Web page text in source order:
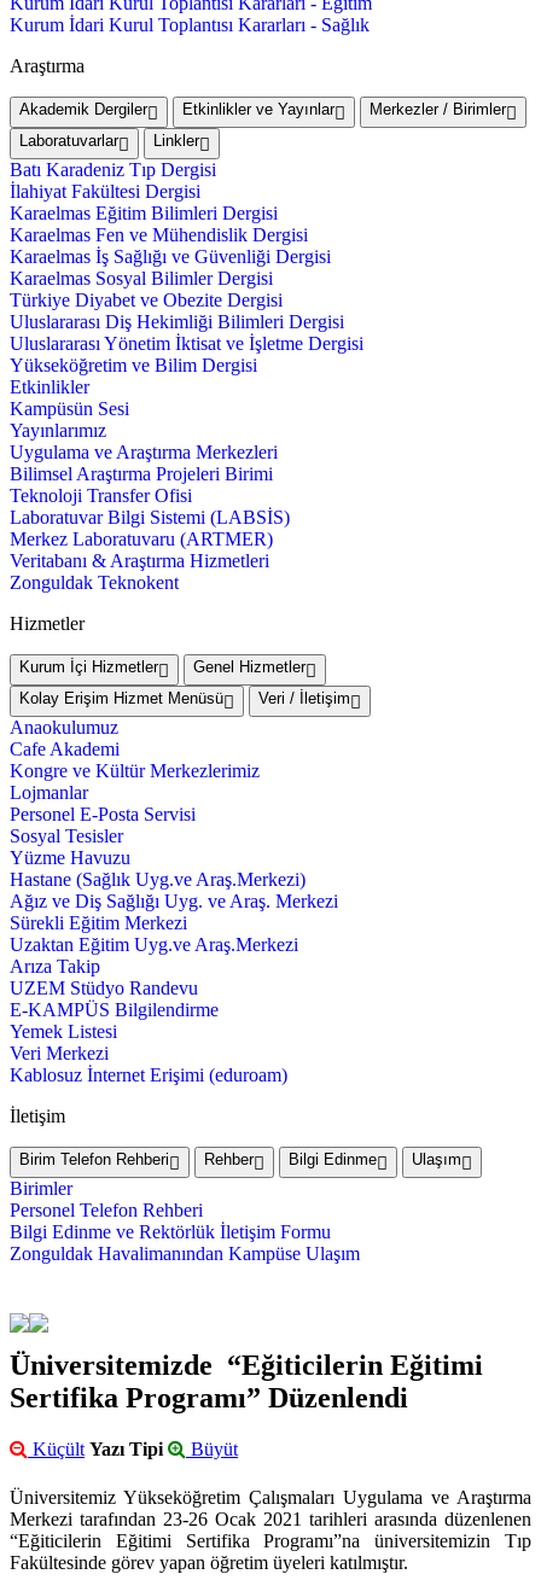
Kurum İdari Kurul Toplantısı Kararları - Sağlık
Araştırma
Akademik Dergiler Etkinlikler ve Yayınlar
Merkezler / Birimler
Laboratuvarlar
Linkler
Batı Karadeniz Tıp Dergisi
İlahiyat Fakültesi Dergisi
Karaelmas Eğitim Bilimleri Dergisi
Karaelmas Fen ve Mühendislik Dergisi
Karaelmas İş Sağlığı ve Güvenliği Dergisi
Karaelmas Sosyal Bilimler Dergisi
Türkiye Diyabet ve Obezite Dergisi
Uluslararası Diş Hekimliği Bilimleri Dergisi
Uluslararası Yönetim İktisat ve İşletme Dergisi
Yükseköğretim ve Bilim Dergisi
Etkinlikler
Kampüsün Sesi
Yayınlarımız
Uygulama ve Araştırma Merkezleri
Bilimsel Araştırma Projeleri Birimi
Teknoloji Transfer Ofisi
Laboratuvar Bilgi Sistemi (LABSİS)
Merkez Laboratuvaru (ARTMER)
Veritabanı & Araştırma Hizmetleri
Zonguldak Teknokent
Hizmetler
Kurum İçi Hizmetler
Genel Hizmetler
Kolay Erişim Hizmet Menüsü
Veri / İletişim
Anaokulumuz
Cafe Akademi
Kongre ve Kültür Merkezlerimiz
Lojmanlar
Personel E-Posta Servisi
Sosyal Tesisler
Yüzme Havuzu
Hastane (Sağlık Uyg.ve Araş.Merkezi)
Ağız ve Diş Sağlığı Uyg. ve Araş. Merkezi
Sürekli Eğitim Merkezi
Uzaktan Eğitim Uyg.ve Araş.Merkezi
Arıza Takip
UZEM Stüdyo Randevu
E-KAMPÜS Bilgilendirme
Yemek Listesi
Veri Merkezi
Kablosuz İnternet Erişimi (eduroam)
İletişim
Birim Telefon Rehberi Rehber Bilgi Edinme Ulaşım
Birimler
Personel Telefon Rehberi
Bilgi Edinme ve Rektörlük İletişim Formu
Zonguldak Havalimanından Kampüse Ulaşım
Üniversitemizde “Eğiticilerin Eğitimi
Sertifika Programı” Düzenlendi
Küçült Yazı Tipi Büyüt
Üniversitemiz Yükseköğretim Çalışmaları Uygulama ve Araştırma
Merkezi tarafından 23-26 Ocak 2021 tarihleri arasında düzenlenen
“Eğiticilerin Eğitimi Sertifika Programı”na üniversitemizin Tıp
Fakültesinde görev yapan öğretim üyeleri katılmıştır.